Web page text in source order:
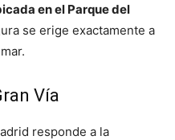
en el Parque del
se erige exactamente a
Vía
responde a la